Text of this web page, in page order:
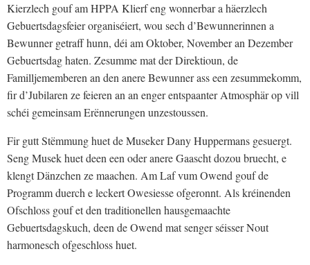
Kierzlech gouf am HPPA Klierf eng wonnerbar a häerzlech
Gebuertsdagsfeier organiséiert, wou sech d’Bewunnerinnen a
Bewunner getraff hunn, déi am Oktober, November an Dezember
Gebuertsdag haten. Zesumme mat der Direktioun, de
Familljememberen an den anere Bewunner ass een zesummekomm,
fir d’Jubilaren ze feieren an an enger entspaanter Atmosphär op vill
schéi gemeinsam Erënnerungen unzestoussen.
Fir gutt Stëmmung huet de Museker Dany Huppermans gesuergt.
Seng Musek huet deen een oder anere Gaascht dozou bruecht, e
klengt Dänzchen ze maachen. Am Laf vum Owend gouf de
Programm duerch e leckert Owesiesse ofgeronnt. Als kréinenden
Ofschloss gouf et den traditionellen hausgemaachte
Gebuertsdagskuch, deen de Owend mat senger séisser Nout
harmonesch ofgeschloss huet.